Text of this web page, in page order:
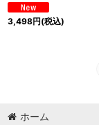
3,498円(税込)
ホーム